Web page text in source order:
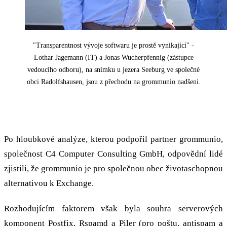
"Transparentnost vývoje softwaru je prostě vynikající" -
Lothar Jagemann (IT) a Jonas Wucherpfennig (zástupce
vedoucího odboru), na snímku u jezera Seeburg ve společné
obci Radolfshausen, jsou z přechodu na grommunio nadšeni.
Po hloubkové analýze, kterou podpořil partner grommunio,
společnost C4 Computer Consulting GmbH, odpovědní lidé
zjistili, že grommunio je pro společnou obec životaschopnou
alternativou k Exchange.
Rozhodujícím faktorem však byla souhra serverových
komponent Postfix, Rspamd a Piler (pro poštu, antispam a